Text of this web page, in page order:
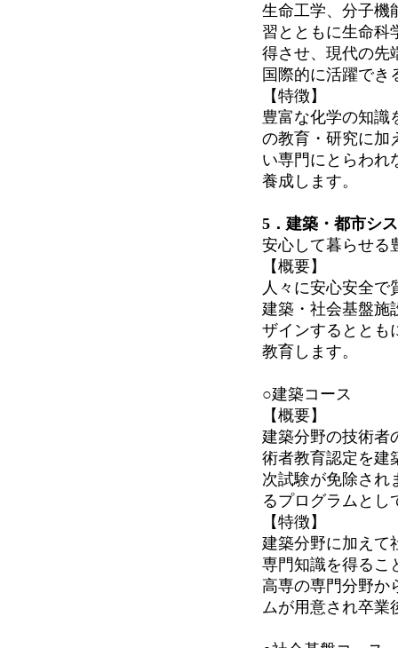
生命工学、分子機
習とともに生命科
得させ、現代の先
国際的に活躍でき
【特徴】
豊富な化学の知識
の教育・研究に加
い専門にとらわれ
養成します。
5 ． 建築・都市シ
安心して暮らせる
【概要】
人々に安心安全で
建築・社会基盤施
ザインするととも
教育します。
○建築コース
【概要】
建築分野の技術者
術者教育認定を建
次試験が免除され
るプログラムとし
【特徴】
建築分野に加えて
専門知識を得るこ
高専の専門分野か
ムが用意され卒業